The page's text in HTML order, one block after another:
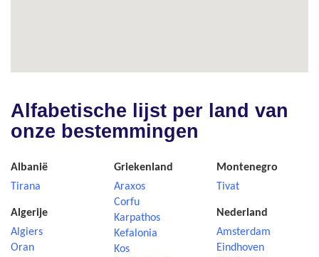
Alfabetische lijst per land van
onze bestemmingen
Albanië
Tirana
Algerije
Algiers
Oran
Griekenland
Araxos
Corfu
Karpathos
Kefalonia
Kos
Montenegro
Tivat
Nederland
Amsterdam
Eindhoven